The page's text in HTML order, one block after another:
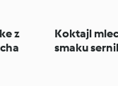
z
Koktajl
smaku